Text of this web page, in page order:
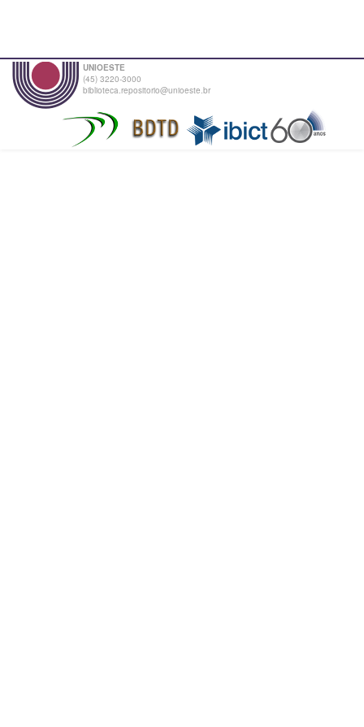
UNIOESTE
(45) 3220-3000
biblioteca.repositorio@unioeste.br